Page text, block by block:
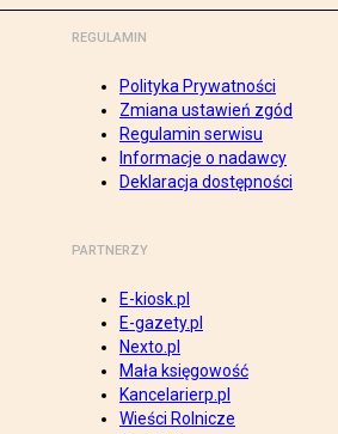
REGULAMIN
Polityka Prywatności
Zmiana ustawień zgód
Regulamin serwisu
Informacje o nadawcy
Deklaracja dostępności
PARTNERZY
E-kiosk.pl
E-gazety.pl
Nexto.pl
Mała księgowość
Kancelarierp.pl
Wieści Rolnicze